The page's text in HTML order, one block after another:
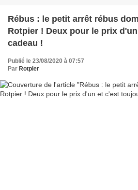
Rébus : le petit arrêt rébus
Rotpier ! Deux pour le prix
cadeau !
Publié le 23/08/2020 à 07:57
Par Rotpier